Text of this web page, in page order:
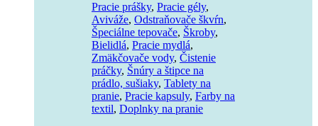
Pracie prášky, Pracie gély,
Aviváže, Odstraňovače škvŕn,
Špeciálne tepovače, Škroby,
Bielidlá, Pracie mydlá,
Zmäkčovače vody, Čistenie
práčky, Šnúry a štipce na
prádlo, sušiaky, Tablety na
pranie, Pracie kapsuly, Farby na
textil, Doplnky na pranie